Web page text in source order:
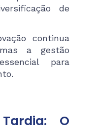
de
continua
a gestão
para
O